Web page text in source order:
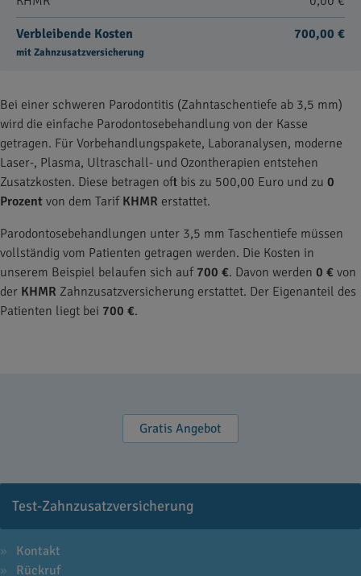
Verbleibende Kosten
mit Zahnzusatzversicherung
700,00 €
Bei einer schweren Parodontitis (Zahntaschentiefe ab 3,5 mm)
wird die einfache Parodontosebehandlung von der Kasse
getragen. Für Vorbehandlungspakete, Laboranalysen, moderne
Laser-, Plasma, Ultraschall- und Ozontherapien entstehen
Zusatzkosten. Diese betragen oft bis zu 500,00 Euro und zu 0
Prozent von dem Tarif KHMR erstattet.
Parodontosebehandlungen unter 3,5 mm Taschentiefe müssen
vollständig vom Patienten getragen werden. Die Kosten in
unserem Beispiel belaufen sich auf 700 €. Davon werden 0 € von
der KHMR Zahnzusatzversicherung erstattet. Der Eigenanteil des
Patienten liegt bei 700 €.
Gratis Angebot
Test-Zahnzusatzversicherung
Kontakt
Rückruf